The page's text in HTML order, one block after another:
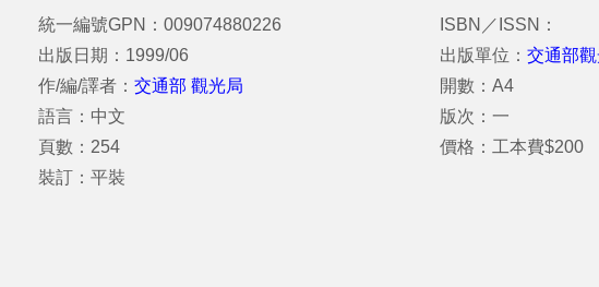
統一編號GPN：009074880226
出版日期：1999/06
作/編/譯者： 交通部 觀光局
語言：中文
頁數：254
裝訂：平裝
ISBN／ISSN：
出版單位：交通部
開數：A4
版次：一
價格：工本費$200